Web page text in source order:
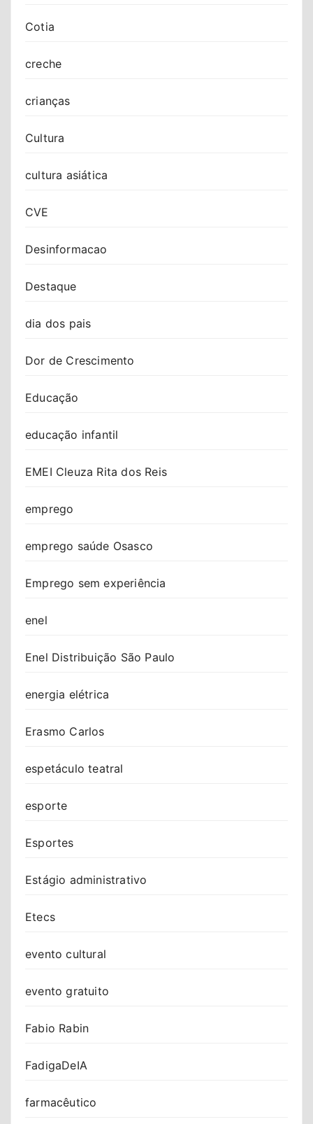
Cotia
creche
crianças
Cultura
cultura asiática
CVE
Desinformacao
Destaque
dia dos pais
Dor de Crescimento
Educação
educação infantil
EMEI Cleuza Rita dos Reis
emprego
emprego saúde Osasco
Emprego sem experiência
enel
Enel Distribuição São Paulo
energia elétrica
Erasmo Carlos
espetáculo teatral
esporte
Esportes
Estágio administrativo
Etecs
evento cultural
evento gratuito
Fabio Rabin
FadigaDeIA
farmacêutico